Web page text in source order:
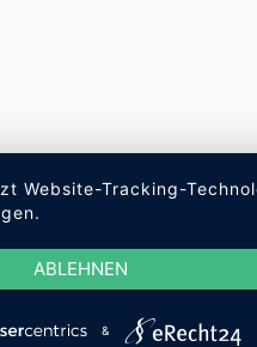
Website-Tracking-
ABLEHNEN
&